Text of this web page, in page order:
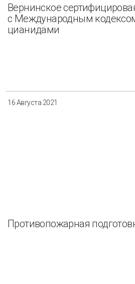
Вернинское
с Международным
цианидами
16 Августа 2021
Противопожарная